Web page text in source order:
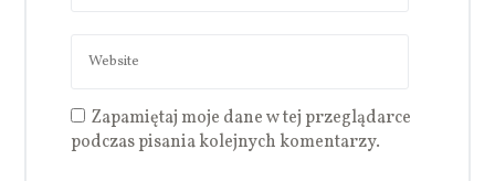
Zapamiętaj moje dane w tej przeglądarce
podczas pisania kolejnych komentarzy.